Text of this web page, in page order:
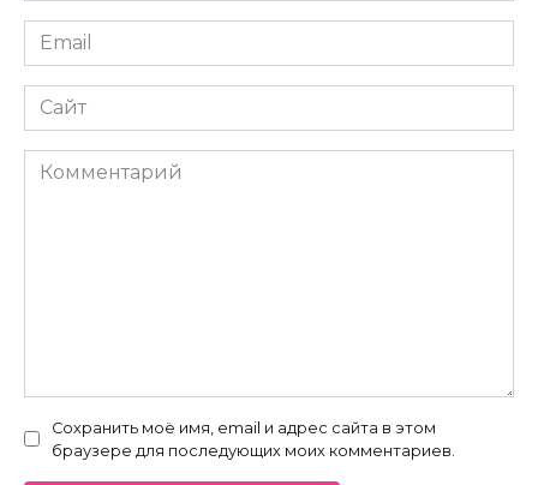
Email
*
Сайт
Комментарий
Сохранить моё имя, email и адрес сайта в этом
браузере для последующих моих комментариев.